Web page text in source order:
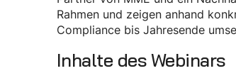
Rahmen und zeigen anhand
Compliance bis Jahresende
Inhalte des Webinars